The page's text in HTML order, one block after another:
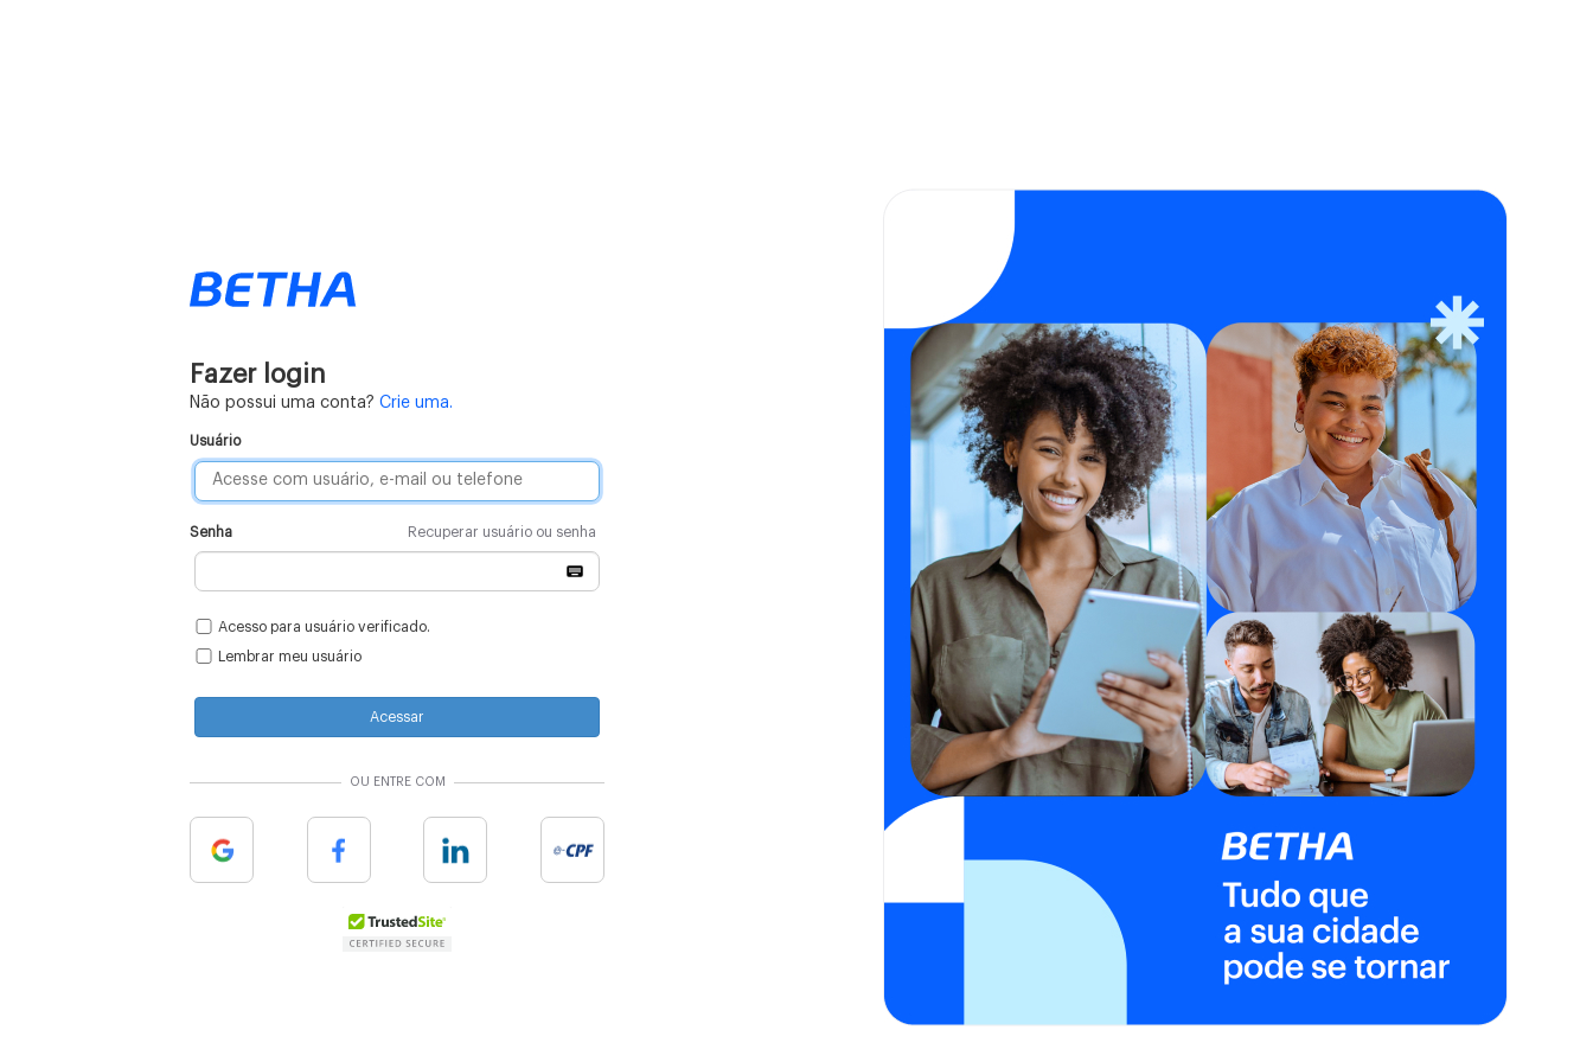
Fazer login
Não possui uma conta?Crie uma.
Usuário
Senha Recuperar usuário ou senha
Acesso para usuário verificado.
Lembrar meu usuário
Acessar
OU ENTRE COM